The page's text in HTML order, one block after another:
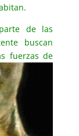
de las
buscan
fuerzas de